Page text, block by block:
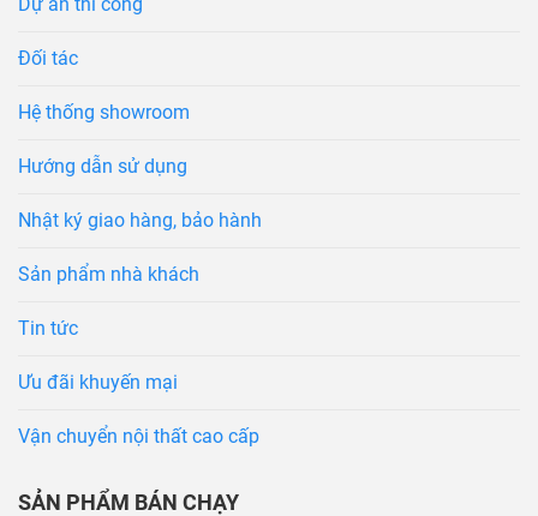
Đối tác
Hệ thống showroom
Hướng dẫn sử dụng
Nhật ký giao hàng, bảo hành
Sản phẩm nhà khách
Tin tức
Ưu đãi khuyến mại
Vận chuyển nội thất cao cấp
SẢN PHẨM BÁN CHẠY